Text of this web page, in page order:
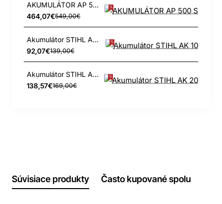
AKUMULÁTOR AP 500 S
464,07€549,00€
Akumulátor STIHL AK 10
92,07€139,00€
Akumulátor STIHL AK 20
138,57€169,00€
Súvisiace produkty Často kupované spolu